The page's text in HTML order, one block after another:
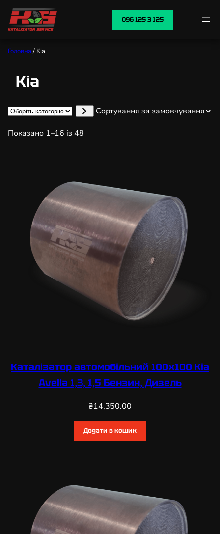
096 125 3 125
Головна / Kia
Kia
Оберіть
Показано 1–16 із 48
Каталізатор автомобільний 100х100 Kia
Avella 1,3, 1,5 Бензин, Дизель
₴14,350.00
Додати в кошик